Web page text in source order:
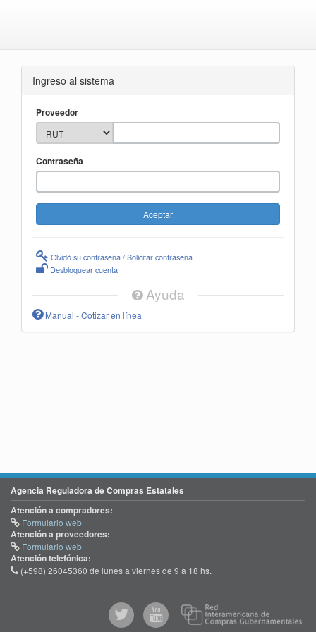
Ingreso al sistema
Proveedor
Contraseña
Olvidó su contraseña / Solicitar contraseña
Desbloquear cuenta
Ayuda
Manual - Cotizar en línea
Agencia Reguladora de Compras Estatales
Atención a compradores:
Formulario web
Atención a proveedores:
Formulario web
Atención telefónica:
(+598) 26045360 de lunes a viernes de 9 a 18 hs.
@comprasgubuy
ACCE